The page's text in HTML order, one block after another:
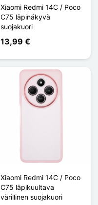
Xiaomi Redmi 14C / Poco
C75 läpinäkyvä
suojakuori
13,99 €
Xiaomi Redmi 14C / Poco
C75 läpikuultava
värillinen suojakuori